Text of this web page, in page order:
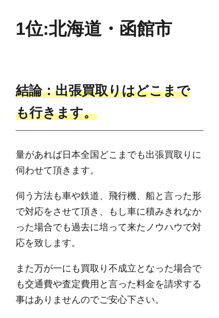
1位:北海道・函館市
結論：出張買取りはどこまで
も行きます。
量があれば日本全国どこまでも出張買取りに
伺わせて頂きます。
伺う方法も車や鉄道、飛行機、船と言った形
で対応をさせて頂き、もし車に積みきれなか
った場合でも過去に培って来たノウハウで対
応を致します。
また万が一にも買取り不成立となった場合で
も交通費や査定費用と言った料金を請求する
事はありませんのでご安心下さい。